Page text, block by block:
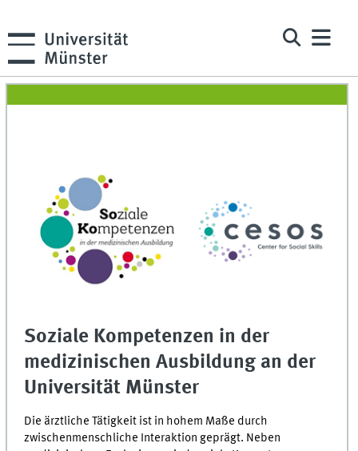
Soziale Kompetenzen in der
medizinischen Ausbildung an der
Universität Münster
Die ärztliche Tätigkeit ist in hohem Maße durch
zwischenmenschliche Interaktion geprägt. Neben